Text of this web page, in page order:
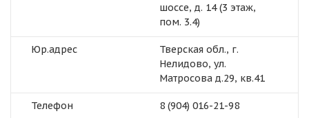
шоссе, д. 14 (3 этаж,
пом. 3.4)
Юр.адрес
Тверская обл., г.
Нелидово, ул.
Матросова д.29, кв.41
Телефон 8 (904) 016-21-98